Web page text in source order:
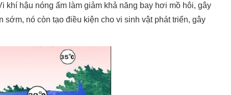
khí hậu nóng ẩm làm giảm khả năng bay hơi mồ hôi, gây
sớm, nó còn tạo điều kiện cho vi sinh vật phát triển, gây